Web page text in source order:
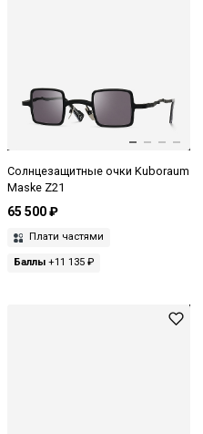
Солнцезащитные очки Kuboraum
Maske Z21
65 500 ₽
Плати частями
Баллы+11 135 ₽